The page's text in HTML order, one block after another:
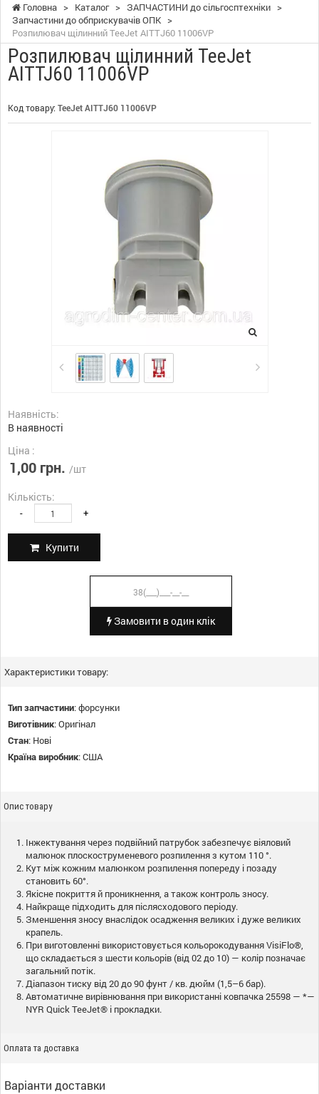
Головна > Каталог > ЗАПЧАСТИНИ до сільгосптехніки >
Запчастини до обприскувачів ОПК >
Розпилювач щілинний TeeJet AITTJ60 11006VP
Розпилювач щілинний TeeJet
AITTJ60 11006VP
Код товару: TeeJet AITTJ60 11006VP
Наявність:
В наявності
Ціна :
1,00 грн. /шт
Кількість:
- +
Купити
Замовити в один клік
Характеристики товару:
Тип запчастини:форсунки
Виготівник:Оригінал
Стан: Нові
Країна виробник:США
Опис товару
Інжектування через подвійний патрубок забезпечує віяловий
малюнок плоскоструменевого розпилення з кутом 110 °.
Кут між кожним малюнком розпилення попереду і позаду
становить 60°.
Якісне покриття й проникнення, а також контроль зносу.
Найкраще підходить для післясходового періоду.
Зменшення зносу внаслідок осадження великих і дуже великих
крапель.
При виготовленні використовується кольорокодування VisiFlo®,
що складається з шести кольорів (від 02 до 10) — колір позначає
загальний потік.
Діапазон тиску від 20 до 90 фунт / кв. дюйм (1,5–6 бар).
Автоматичне вирівнювання при використанні ковпачка 25598 — *—
NYR Quick TeeJet® і прокладки.
Оплата та доставка
Варіанти доставки